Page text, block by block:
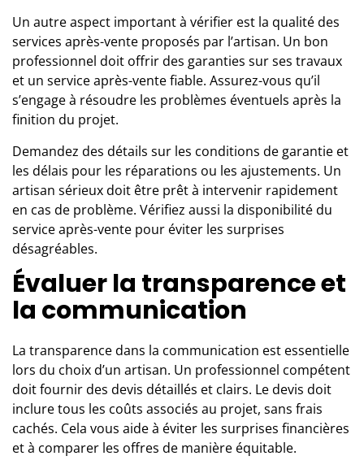
Un autre aspect important à vérifier est la qualité des
services après-vente proposés par l’artisan. Un bon
professionnel doit offrir des garanties sur ses travaux
et un service après-vente fiable. Assurez-vous qu’il
s’engage à résoudre les problèmes éventuels après la
finition du projet.
Demandez des détails sur les conditions de garantie et
les délais pour les réparations ou les ajustements. Un
artisan sérieux doit être prêt à intervenir rapidement
en cas de problème. Vérifiez aussi la disponibilité du
service après-vente pour éviter les surprises
désagréables.
Évaluer la transparence et
la communication
La transparence dans la communication est essentielle
lors du choix d’un artisan. Un professionnel compétent
doit fournir des devis détaillés et clairs. Le devis doit
inclure tous les coûts associés au projet, sans frais
cachés. Cela vous aide à éviter les surprises financières
et à comparer les offres de manière équitable.